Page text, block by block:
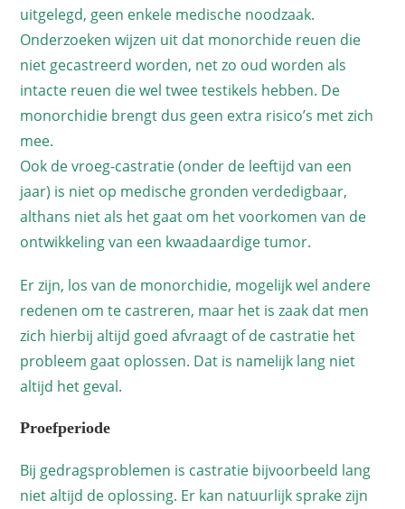
uitgelegd, geen enkele medische noodzaak.
Onderzoeken wijzen uit dat monorchide reuen die
niet gecastreerd worden, net zo oud worden als
intacte reuen die wel twee testikels hebben. De
monorchidie brengt dus geen extra risico’s met zich
mee.
Ook de vroeg-castratie (onder de leeftijd van een
jaar) is niet op medische gronden verdedigbaar,
althans niet als het gaat om het voorkomen van de
ontwikkeling van een kwaadaardige tumor.
Er zijn, los van de monorchidie, mogelijk wel andere
redenen om te castreren, maar het is zaak dat men
zich hierbij altijd goed afvraagt of de castratie het
probleem gaat oplossen. Dat is namelijk lang niet
altijd het geval.
Proefperiode
Bij gedragsproblemen is castratie bijvoorbeeld lang
niet altijd de oplossing. Er kan natuurlijk sprake zijn